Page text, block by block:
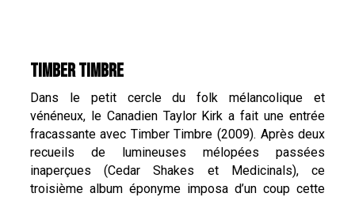
TIMBER TIMBRE
Dans le petit cercle du folk mélancolique et
vénéneux, le Canadien Taylor Kirk a fait une entrée
fracassante avec Timber Timbre (2009). Après deux
recueils de lumineuses mélopées passées
inaperçues (Cedar Shakes et Medicinals), ce
troisième album éponyme imposa d’un coup cette